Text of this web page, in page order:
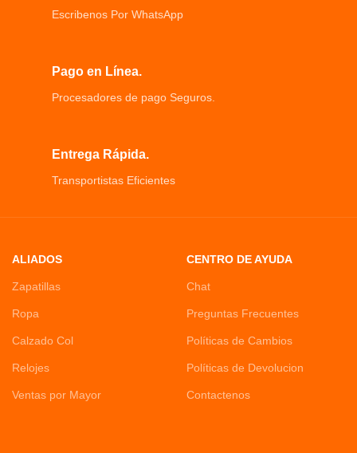
Escribenos Por WhatsApp
Pago en Línea.
Procesadores de pago Seguros.
Entrega Rápida.
Transportistas Eficientes
ALIADOS
Zapatillas
Ropa
Calzado Col
Relojes
Ventas por Mayor
CENTRO DE AYUDA
Chat
Preguntas Frecuentes
Políticas de Cambios
Políticas de Devolucion
Contactenos